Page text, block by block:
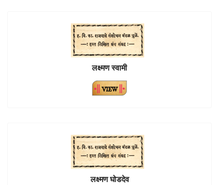
लक्ष्मण स्वामी
लक्ष्मण घोडदेव